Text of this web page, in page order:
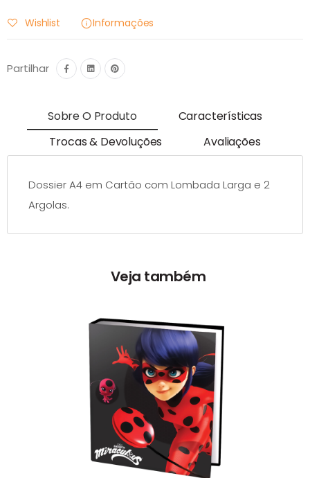
Wishlist Informações
Partilhar
Sobre O Produto
Características
Trocas & Devoluções
Avaliações
Dossier A4 em Cartão com Lombada Larga e 2
Argolas.
Veja também